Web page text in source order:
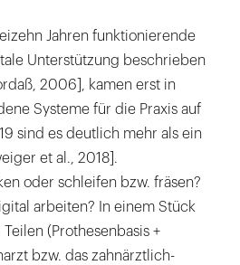
Jahren funktionierende
Unterstützung beschrieben
2006], kamen erst in
Systeme für die Praxis auf
sind es deutlich mehr als ein
et al., 2018].
oder schleifen bzw. fräsen?
arbeiten? In einem Stück
(Prothesenbasis +
bzw. das zahnärztlich-